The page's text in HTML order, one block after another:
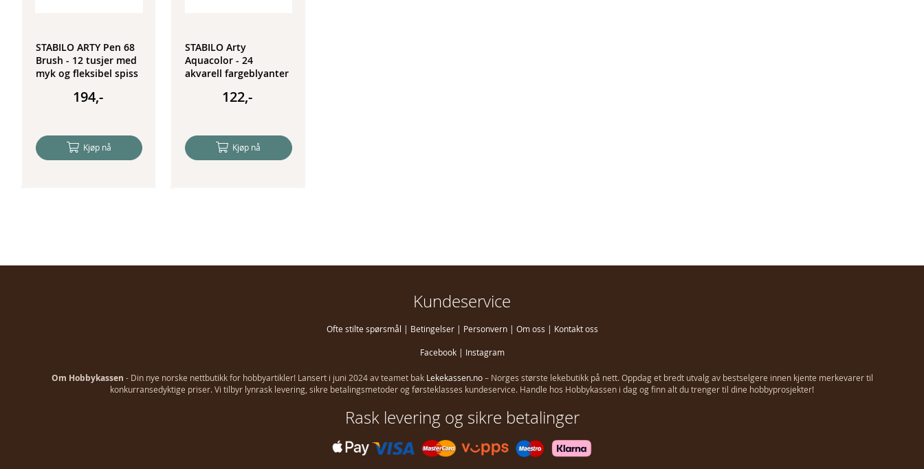
STABILO ARTY Pen 68
Brush - 12 tusjer med
myk og fleksibel spiss
194,-
Kjøp nå
STABILO Arty
Aquacolor - 24
akvarell fargeblyanter
122,-
Kjøp nå
Kundeservice
Ofte stilte spørsmål | Betingelser| Personvern | Om oss | Kontakt oss
Facebook| Instagram
Om Hobbykassen - Din nye norske nettbutikk for hobbyartikler! Lansert i juni 2024 av teamet bak Lekekassen.no– Norges største lekebutikk på nett. Oppdag et bredt utvalg av bestselgere innen kjente merkevarer til
konkurransedyktige priser. Vi tilbyr lynrask levering, sikre betalingsmetoder og førsteklasses kundeservice. Handle hos Hobbykassen i dag og finn alt du trenger til dine hobbyprosjekter!
Rask levering og sikre betalinger